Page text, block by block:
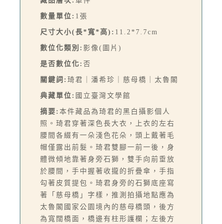
數量單位: 1張
尺寸大小(長*寬*高): 11.2*7.7cm
數位化類別: 影像(圖片)
是否數位化: 否
關鍵詞: 琦君｜潘希珍｜慈母橋｜太魯閣
典藏單位: 國立臺灣文學館
摘要: 本件藏品為琦君的黑白攝影個人
照。琦君穿著深色長大衣，上衣的左右
腰間各綴有一朵淺色花朵，頭上戴著毛
帽僅露出前髮。琦君雙腳一前一後，身
體微傾地靠著身旁石獅，雙手向前垂放
於腰間，手中握著收攏的折疊傘，手指
勾著皮質提包。琦君身旁的石獅底座寫
著「慈母橋」字樣，推測拍攝地點應為
太魯閣國家公園境內的慈母橋頭，後方
為寬闊橋面，橋邊有柱形護欄；左後方